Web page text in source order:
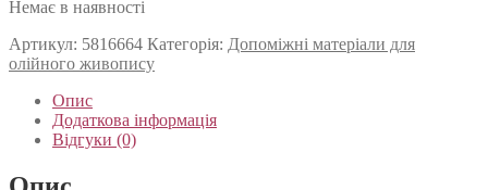
Немає в наявності
Артикул: 5816664 Категорія: Допоміжні матеріали для
олійного живопису
Опис
Додаткова інформація
Відгуки (0)